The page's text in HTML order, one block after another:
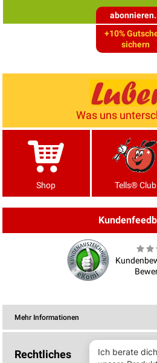
+10%
sichern
Was uns
Shop Tells® Club
Mehr Informationen
Rechtliches